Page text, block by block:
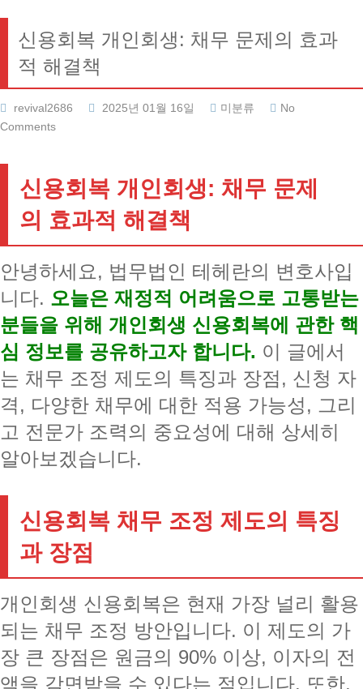
신용회복 개인회생: 채무 문제의 효과
적 해결책
revival2686 2025년 01월 16일 미분류
No
Comments
신용회복 개인회생: 채무 문제
의 효과적 해결책
안녕하세요, 법무법인 테헤란의 변호사입
니다. 오늘은 재정적 어려움으로 고통받는
분들을 위해 개인회생 신용회복에 관한 핵
심 정보를 공유하고자 합니다. 이 글에서
는 채무 조정 제도의 특징과 장점, 신청 자
격, 다양한 채무에 대한 적용 가능성, 그리
고 전문가 조력의 중요성에 대해 상세히
알아보겠습니다.
신용회복 채무 조정 제도의 특징
과 장점
개인회생 신용회복은 현재 가장 널리 활용
되는 채무 조정 방안입니다. 이 제도의 가
장 큰 장점은 원금의 90% 이상, 이자의 전
액을 감면받을 수 있다는 점입니다. 또한,